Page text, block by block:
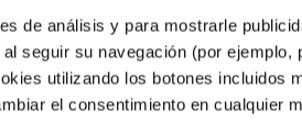
de análisis y para mostrarle
seguir su navegación (por ejemplo,
utilizando los botones incluidos
el consentimiento en cualquier
y Cajamar Caja Rural han
las empresas asociadas el acceso a